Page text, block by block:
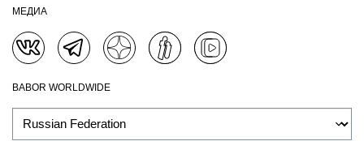
МЕДИА
BABOR WORLDWIDE